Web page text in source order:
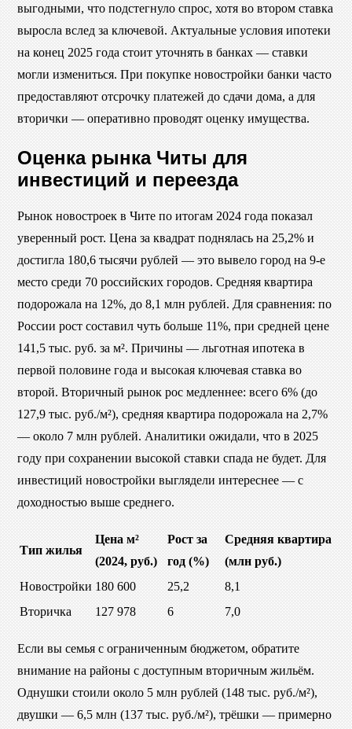
выгодными, что подстегнуло спрос, хотя во втором ставка
выросла вслед за ключевой. Актуальные условия ипотеки
на конец 2025 года стоит уточнять в банках — ставки
могли измениться. При покупке новостройки банки часто
предоставляют отсрочку платежей до сдачи дома, а для
вторички — оперативно проводят оценку имущества.
Оценка рынка Читы для
инвестиций и переезда
Рынок новостроек в Чите по итогам 2024 года показал
уверенный рост. Цена за квадрат поднялась на 25,2% и
достигла 180,6 тысячи рублей — это вывело город на 9-е
место среди 70 российских городов. Средняя квартира
подорожала на 12%, до 8,1 млн рублей. Для сравнения: по
России рост составил чуть больше 11%, при средней цене
141,5 тыс. руб. за м². Причины — льготная ипотека в
первой половине года и высокая ключевая ставка во
второй. Вторичный рынок рос медленнее: всего 6% (до
127,9 тыс. руб./м²), средняя квартира подорожала на 2,7%
— около 7 млн рублей. Аналитики ожидали, что в 2025
году при сохранении высокой ставки спада не будет. Для
инвестиций новостройки выглядели интереснее — с
доходностью выше среднего.
Тип жилья
Цена м²
(2024, руб.)
Рост за
год (%)
Средняя квартира
(млн руб.)
Новостройки 180 600 25,2
8,1
Вторичка
127 978 6 7,0
Если вы семья с ограниченным бюджетом, обратите
внимание на районы с доступным вторичным жильём.
Однушки стоили около 5 млн рублей (148 тыс. руб./м²),
двушки — 6,5 млн (137 тыс. руб./м²), трёшки — примерно